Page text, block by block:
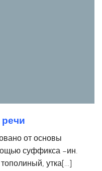
от основы
суффикса -ин.
утка[…]